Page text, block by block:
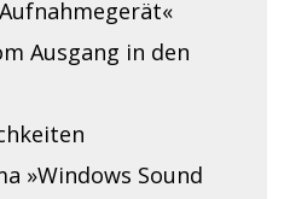
Ausgang in den
»Windows Sound